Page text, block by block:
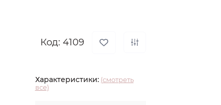
Код: 4109
Характеристики: (смотреть
все)